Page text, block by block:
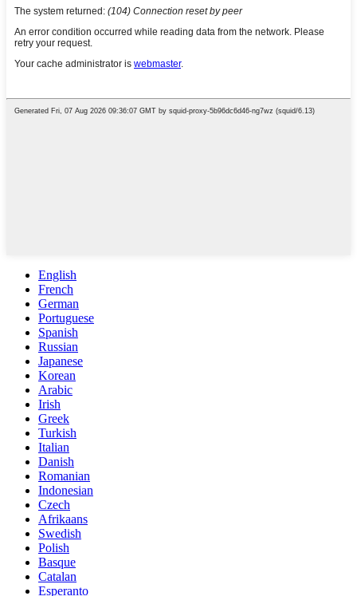
English
French
German
Portuguese
Spanish
Russian
Japanese
Korean
Arabic
Irish
Greek
Turkish
Italian
Danish
Romanian
Indonesian
Czech
Afrikaans
Swedish
Polish
Basque
Catalan
Esperanto